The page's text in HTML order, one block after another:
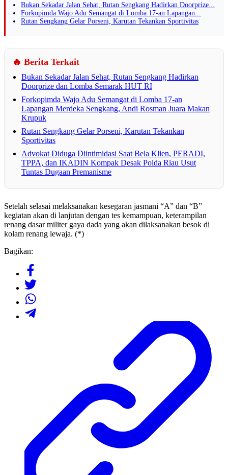
Bukan Sekadar Jalan Sehat, Rutan Sengkang Hadirkan Doorprize...
Forkopimda Wajo Adu Semangat di Lomba 17-an Lapangan...
Rutan Sengkang Gelar Porseni, Karutan Tekankan Sportivitas
🔥 Berita Terkait
Bukan Sekadar Jalan Sehat, Rutan Sengkang Hadirkan
Doorprize dan Lomba Semarak HUT RI
Forkopimda Wajo Adu Semangat di Lomba 17-an
Lapangan Merdeka Sengkang, Andi Rosman Juara Makan
Krupuk
Rutan Sengkang Gelar Porseni, Karutan Tekankan
Sportivitas
Advokat Diduga Diintimidasi Saat Bela Klien, PERADI,
TPPA, dan IKADIN Kompak Desak Polda Riau Usut
Tuntas Dugaan Premanisme
Setelah selasai melaksanakan kesegaran jasmani “A” dan “B”
kegiatan akan di lanjutan dengan tes kemampuan, keterampilan
renang dasar militer gaya dada yang akan dilaksanakan besok di
kolam renang lewaja. (*)
Bagikan: